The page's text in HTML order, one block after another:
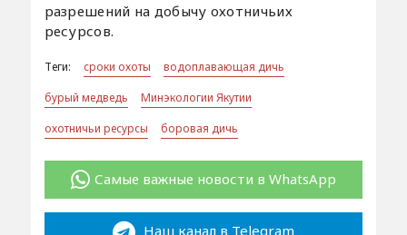
разрешений на добычу охотничьих
ресурсов.
Теги: сроки охоты
водоплавающая дичь
бурый медведь
Минэкологии Якутии
охотничьи ресурсы
боровая дичь
Самые важные новости в WhatsApp
Наш канал в Telegram